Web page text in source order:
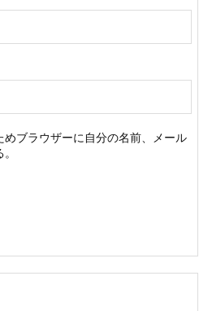
ブラウザーに自分の名前、メール